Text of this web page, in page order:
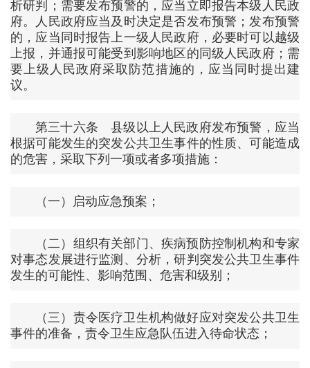
析研判；需要发布预警的，应当立即报告本级人民政
府。人民政府应当及时决定是否发布预警；发布预警
的，应当同时报告上一级人民政府，必要时可以越级
上报，并通报可能受到影响地区的同级人民政府；需
要上级人民政府采取防范措施的，应当同时提出建
议。
第三十六条 县级以上人民政府发布预警，应当
根据可能发生的突发公共卫生事件的性质、可能造成
的危害，采取下列一项或者多项措施：
（一）启动应急预案；
（二）组织有关部门、疾病预防控制机构和专家
对事态发展进行监测、分析，研判突发公共卫生事件
发生的可能性、影响范围、危害和级别；
（三）责令医疗卫生机构做好应对突发公共卫生
事件的准备，责令卫生应急队伍进入待命状态；